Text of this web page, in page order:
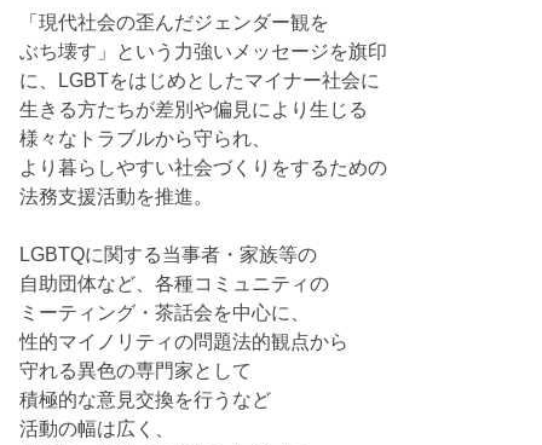
「現代社会の歪んだジェンダー観を
ぶち壊す」という力強いメッセージを旗印
に、LGBTをはじめとしたマイナー社会に
生きる方たちが差別や偏見により生じる
様々なトラブルから守られ、
より暮らしやすい社会づくりをするための
法務支援活動を推進。
LGBTQに関する当事者・家族等の
自助団体など、各種コミュニティの
ミーティング・茶話会を中心に、
性的マイノリティの問題法的観点から
守れる異色の専門家として
積極的な意見交換を行うなど
活動の幅は広く、